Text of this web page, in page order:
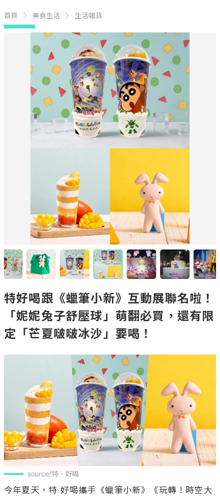
首頁 美食生活 生活雜貨
特好喝跟《蠟筆小新》互動展聯名啦！
「妮妮兔子舒壓球」萌翻必買，還有限
定「芒夏啵啵冰沙」要喝！
source/特．好喝
今年夏天，特‧好喝攜手《蠟筆小新》《玩轉！時空大